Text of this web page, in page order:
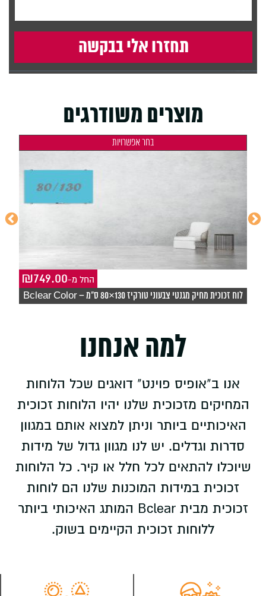
מוצרים משודרגים
בחר אפשרויות
₪749.00 -החל מ
לוח זכוכית מחיק מגנטי צבעוני טורקיז 130×80 ס"מ – Bclear Color
למה אנחנו
אנו ב"אופיס פוינט" דואגים שכל הלוחות
המחיקים מזכוכית שלנו יהיו הלוחות זכוכית
האיכותיים ביותר וניתן למצוא אותם במגוון
סדרות וגדלים. יש לנו מגוון גדול של מידות
שיוכלו להתאים לכל חלל או קיר. כל הלוחות
זכוכית במידות המוכנות שלנו הם לוחות
זכוכית מבית Bclear המותג האיכותי ביותר
ללוחות זכוכית הקיימים בשוק.